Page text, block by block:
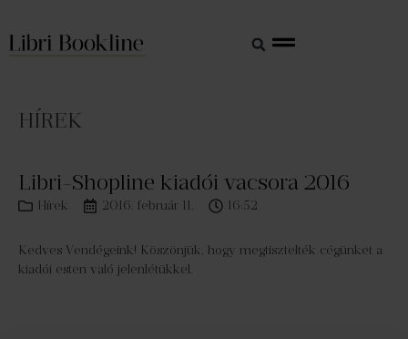
HÍREK
Libri-Shopline kiadói vacsora 2016
Hírek 2016. február 11. 16:52
Kedves Vendégeink! Köszönjük, hogy megtisztelték cégünket a
kiadói esten való jelenlétükkel.